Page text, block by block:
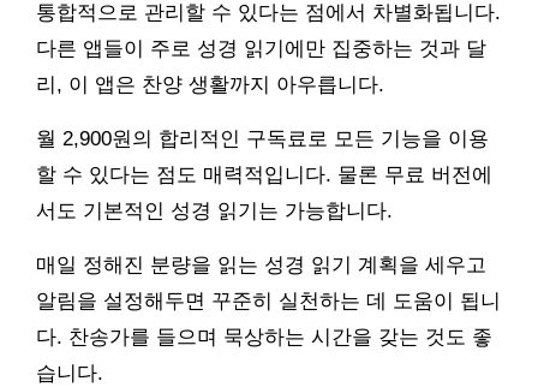
통합적으로 관리할 수 있다는 점에서 차별화됩니다.
다른 앱들이 주로 성경 읽기에만 집중하는 것과 달
리, 이 앱은 찬양 생활까지 아우릅니다.
월 2,900원의 합리적인 구독료로 모든 기능을 이용
할 수 있다는 점도 매력적입니다. 물론 무료 버전에
서도 기본적인 성경 읽기는 가능합니다.
매일 정해진 분량을 읽는 성경 읽기 계획을 세우고
알림을 설정해두면 꾸준히 실천하는 데 도움이 됩니
다. 찬송가를 들으며 묵상하는 시간을 갖는 것도 좋
습니다.